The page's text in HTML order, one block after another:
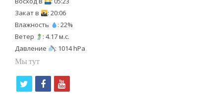
Закат в
: 20:06
Влажность
: 22%
Ветер
: 4.17 м.с.
Давление
: 1014 hPa
Мы тут
f
y